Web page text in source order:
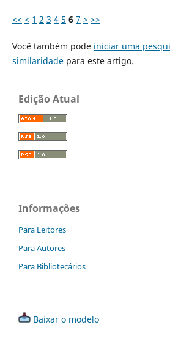
<< < 1 2 3 4 5 6 7 > >>
Você também pode iniciar uma
similaridadepara este artigo.
Edição Atual
Informações
Para Leitores
Para Autores
Para Bibliotecários
Baixar o modelo